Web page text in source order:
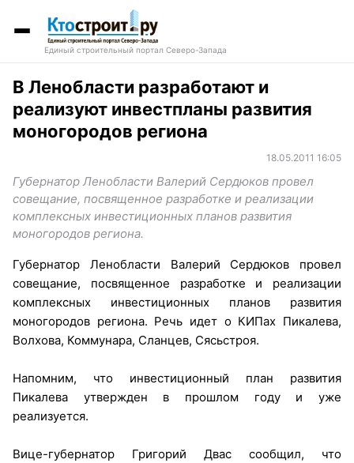
Единый строительный портал Северо-Запада
В Ленобласти разработают и
реализуют инвестпланы развития
моногородов региона
18.05.2011 16:05
Губернатор Ленобласти Валерий Сердюков провел
совещание, посвященное разработке и реализации
комплексных инвестиционных планов развития
моногородов региона.
Губернатор Ленобласти Валерий Сердюков провел
совещание, посвященное разработке и реализации
комплексных инвестиционных планов развития
моногородов региона. Речь идет о КИПах Пикалева,
Волхова, Коммунара, Сланцев, Сясьстроя.
Напомним, что инвестиционный план развития
Пикалева утвержден в прошлом году и уже
реализуется.
Вице-губернатор Григорий Двас сообщил, что